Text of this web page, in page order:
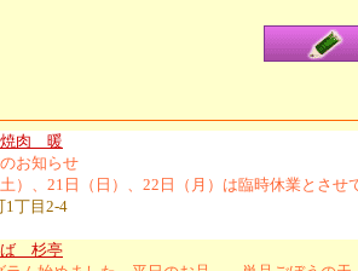
焼肉 暖
お知らせ
）、21日（日）、22日（月）は臨時休業とさ
1丁目2-4
ば 杉亭